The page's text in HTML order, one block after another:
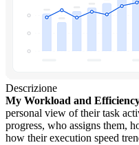
Descrizione
My Workload and
personal view of their task
progress, who assigns them,
how their execution speed